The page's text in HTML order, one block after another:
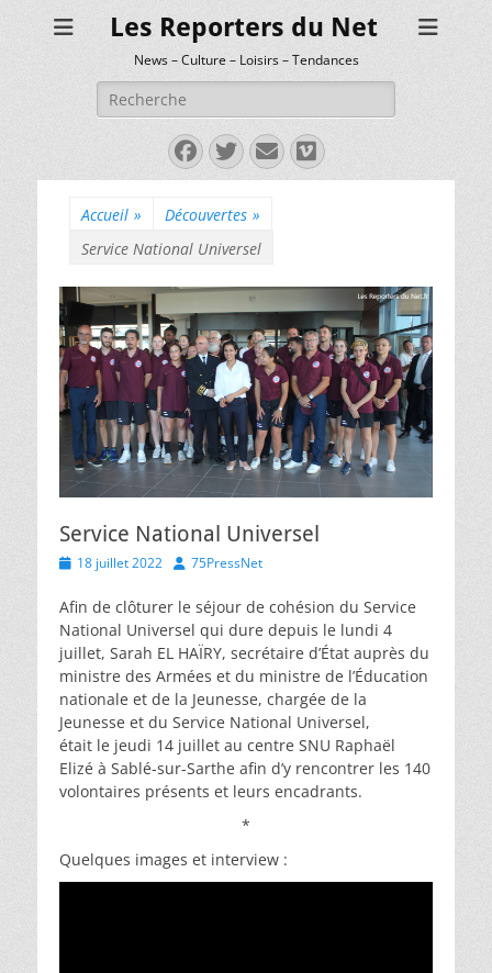
Les Reporters du Net
News – Culture – Loisirs – Tendances
Rechercher :
Facebook
Twitter
E-
mail
Vimeo
Accueil » Découvertes »
Service National Universel
Service National Universel
Posted18 juillet 2022 Author
75PressNet
Afin de clôturer le séjour de cohésion du Service
National Universel qui dure depuis le lundi 4
juillet, Sarah EL HAÏRY, secrétaire d’État auprès du
ministre des Armées et du ministre de l’Éducation
nationale et de la Jeunesse, chargée de la
Jeunesse et du Service National Universel,
était le jeudi 14 juillet au centre SNU Raphaël
Elizé à Sablé-sur-Sarthe afin d’y rencontrer les 140
volontaires présents et leurs encadrants.
*
Quelques images et interview :